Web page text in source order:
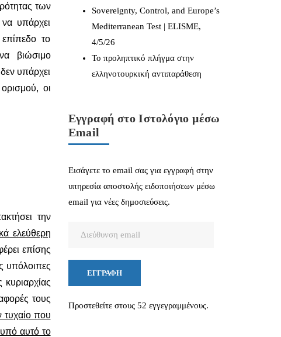
των
υπάρχει
το
βιώσιμο
υπάρχει
οι
την
ελεύθερη
επίσης
υπόλοιπες
κυριαρχίας
τους
τυχαίο που
αυτό το
Sovereignty, Control, and Europe’s
Mediterranean Test | ELISME,
4/5/26
Το προληπτικό πλήγμα στην
ελληνοτουρκική αντιπαράθεση
Εγγραφή στο Ιστολόγιο μέσω
Email
Εισάγετε το email σας για εγγραφή στην
υπηρεσία αποστολής ειδοποιήσεων μέσω
email για νέες δημοσιεύσεις.
ΕΓΓΡΑΦΉ
Προστεθείτε στους 52 εγγεγραμμένους.